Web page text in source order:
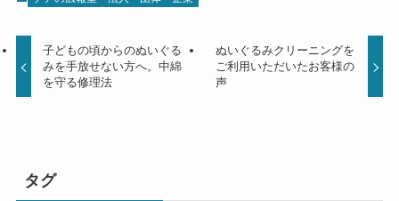
子どもの頃からのぬいぐる
みを手放せない方へ。中綿
を守る修理法
ぬいぐるみクリーニングを
ご利用いただいたお客様の
声
タグ